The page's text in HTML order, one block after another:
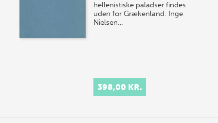
hellenistiske paladser findes
uden for Grækenland. Inge
Nielsen…
398,00 KR.